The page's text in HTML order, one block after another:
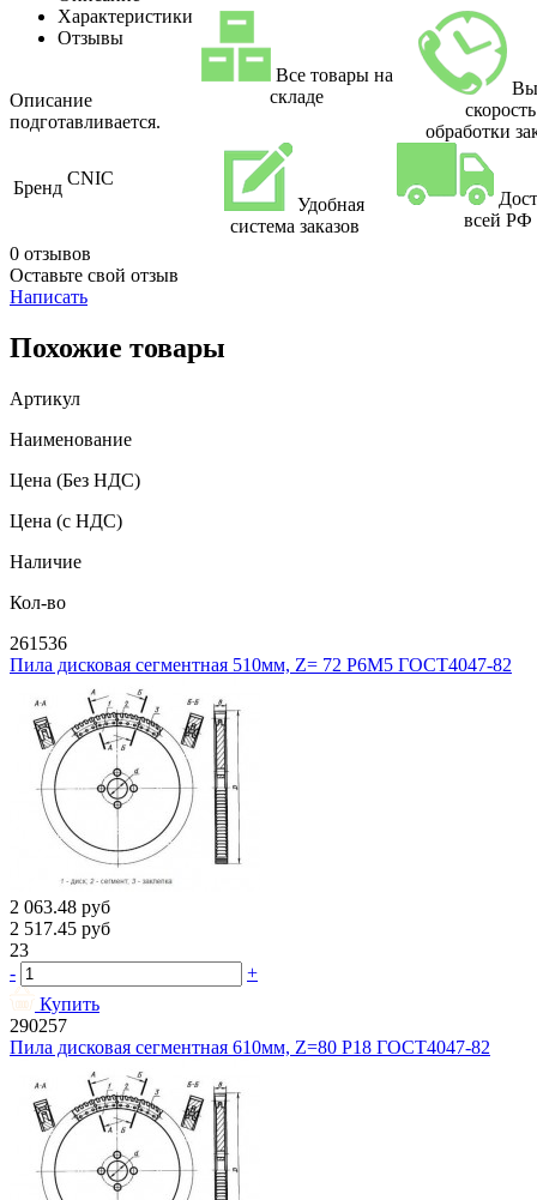
Характеристики
Отзывы
Описание
подготавливается.
Бренд CNIC
0 отзывов
Оставьте свой отзыв
Написать
Все товары на
складе
скорость
обработки
Удобная
система заказов
всей РФ
Похожие товары
Артикул
Наименование
Цена (Без НДС)
Цена (с НДС)
Наличие
Кол-во
261536
Пила дисковая сегментная 510мм, Z= 72 Р6М5 ГОСТ4047-82
2 063.48 руб
2 517.45 руб
23
-
+
Купить
290257
Пила дисковая сегментная 610мм, Z=80 Р18 ГОСТ4047-82